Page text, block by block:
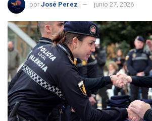
por José Perez junio 27, 2026